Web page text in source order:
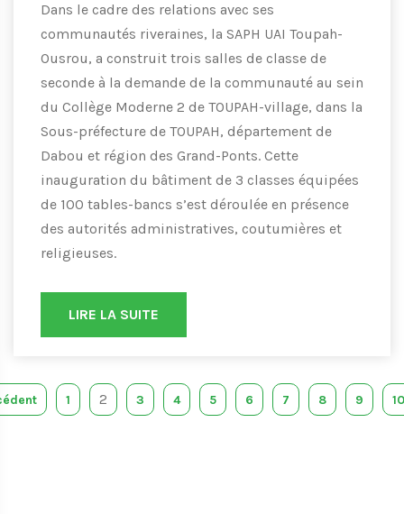
Dans le cadre des relations avec ses
communautés riveraines, la SAPH UAI Toupah-
Ousrou, a construit trois salles de classe de
seconde à la demande de la communauté au sein
du Collège Moderne 2 de TOUPAH-village, dans la
Sous-préfecture de TOUPAH, département de
Dabou et région des Grand-Ponts. Cette
inauguration du bâtiment de 3 classes équipées
de 100 tables-bancs s’est déroulée en présence
des autorités administratives, coutumières et
religieuses.
LIRE LA SUITE
1 2 3 4 5 6 7 8 9 10